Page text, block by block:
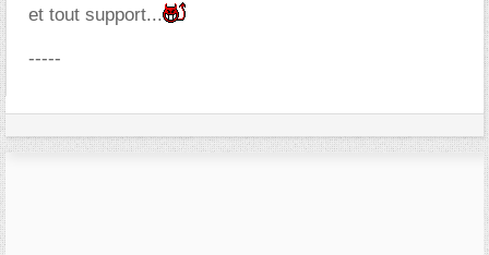
et tout support...
-----